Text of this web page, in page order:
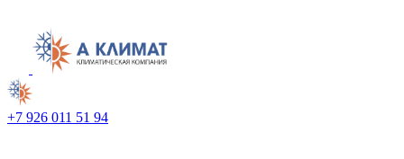
+7 926 011 51 94